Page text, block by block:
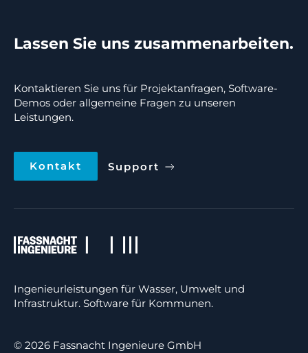
Lassen Sie uns zusammenarbeiten.
Kontaktieren Sie uns für Projektanfragen, Software-
Demos oder allgemeine Fragen zu unseren
Leistungen.
Kontakt Support
Ingenieurleistungen für Wasser, Umwelt und
Infrastruktur. Software für Kommunen.
© 2026 Fassnacht Ingenieure GmbH